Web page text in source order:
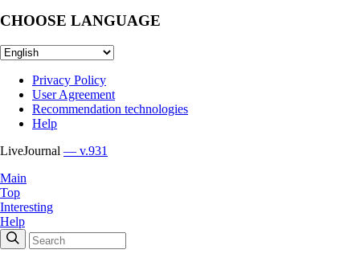
CHOOSE LANGUAGE
Privacy Policy
User Agreement
Recommendation technologies
Help
LiveJournal — v.931
Main
Top
Interesting
Help